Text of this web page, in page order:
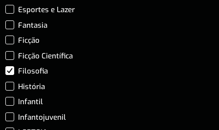
Esportes e Lazer
Fantasia
Ficção
Ficção Científica
Filosofia
História
Infantil
Infantojuvenil